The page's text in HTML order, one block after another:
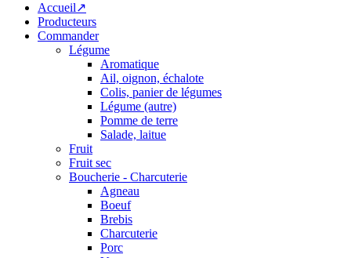
Accueil↗
Producteurs
Commander
Légume
Aromatique
Ail, oignon, échalote
Colis, panier de légumes
Légume (autre)
Pomme de terre
Salade, laitue
Fruit
Fruit sec
Boucherie - Charcuterie
Agneau
Boeuf
Brebis
Charcuterie
Porc